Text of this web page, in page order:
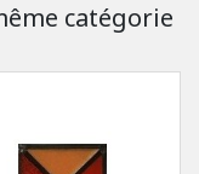
catégorie